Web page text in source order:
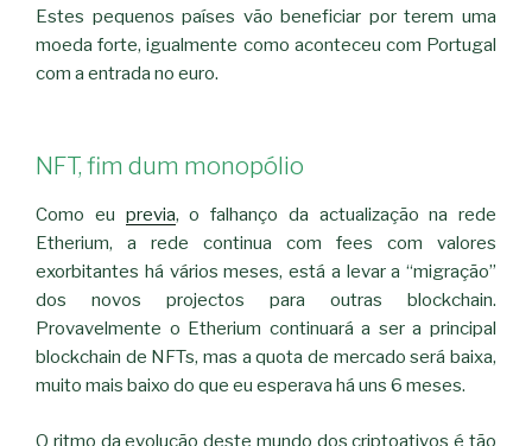
Estes pequenos países vão beneficiar por terem uma
moeda forte, igualmente como aconteceu com Portugal
com a entrada no euro.
NFT, fim dum monopólio
Como eu previa, o falhanço da actualização na rede
Etherium, a rede continua com fees com valores
exorbitantes há vários meses, está a levar a “migração”
dos novos projectos para outras blockchain.
Provavelmente o Etherium continuará a ser a principal
blockchain de NFTs, mas a quota de mercado será baixa,
muito mais baixo do que eu esperava há uns 6 meses.
O ritmo da evolução deste mundo dos criptoativos é tão